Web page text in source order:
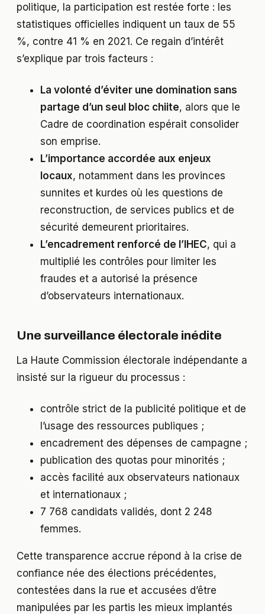
politique, la participation est restée forte : les
statistiques officielles indiquent un taux de 55
%, contre 41 % en 2021. Ce regain d’intérêt
s’explique par trois facteurs :
La volonté d’éviter une domination sans
partage d’un seul bloc chiite, alors que le
Cadre de coordination espérait consolider
son emprise.
L’importance accordée aux enjeux
locaux, notamment dans les provinces
sunnites et kurdes où les questions de
reconstruction, de services publics et de
sécurité demeurent prioritaires.
L’encadrement renforcé de l’IHEC, qui a
multiplié les contrôles pour limiter les
fraudes et a autorisé la présence
d’observateurs internationaux.
Une surveillance électorale inédite
La Haute Commission électorale indépendante a
insisté sur la rigueur du processus :
contrôle strict de la publicité politique et de
l’usage des ressources publiques ;
encadrement des dépenses de campagne ;
publication des quotas pour minorités ;
accès facilité aux observateurs nationaux
et internationaux ;
7 768 candidats validés, dont 2 248
femmes.
Cette transparence accrue répond à la crise de
confiance née des élections précédentes,
contestées dans la rue et accusées d’être
manipulées par les partis les mieux implantés